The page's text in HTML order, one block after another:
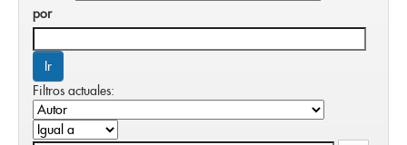
por
Filtros actuales: